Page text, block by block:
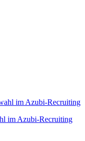
im Azubi-Recruiting